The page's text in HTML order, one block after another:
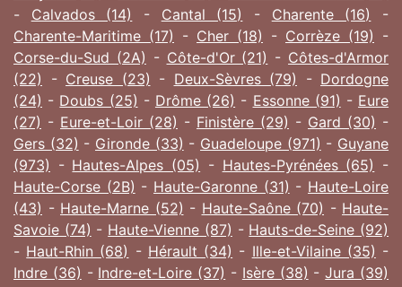
- Calvados (14) - Cantal (15) - Charente (16)
-
Charente-Maritime (17) - Cher (18) - Corrèze (19) -
Corse-du-Sud (2A) - Côte-d'Or (21) - Côtes-d'Armor
(22) - Creuse (23) - Deux-Sèvres (79) - Dordogne
(24) - Doubs (25) - Drôme (26) - Essonne (91) - Eure
(27) - Eure-et-Loir (28) - Finistère (29) - Gard (30) -
Gers (32) - Gironde (33) - Guadeloupe (971) - Guyane
(973) - Hautes-Alpes (05) - Hautes-Pyrénées (65) -
Haute-Corse (2B) - Haute-Garonne (31) - Haute-Loire
(43) - Haute-Marne (52) - Haute-Saône (70) - Haute-
Savoie (74) - Haute-Vienne (87) - Hauts-de-Seine (92)
- Haut-Rhin (68) - Hérault (34) - Ille-et-Vilaine (35) -
Indre (36) - Indre-et-Loire (37) - Isère (38) -Jura (39)